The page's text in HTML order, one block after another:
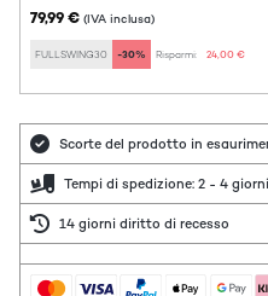
79,99 € (IVA inclusa)
FULLSWING30 -30% Risparmi: 24,00 €
Scorte del prodotto in
Tempi di spedizione: 2 - 4 giorni
14 giorni diritto di recesso